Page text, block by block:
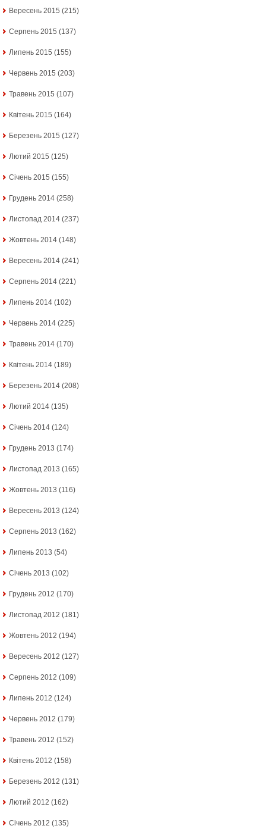
Вересень 2015 (215)
Серпень 2015 (137)
Липень 2015 (155)
Червень 2015 (203)
Травень 2015 (107)
Квітень 2015 (164)
Березень 2015 (127)
Лютий 2015 (125)
Січень 2015 (155)
Грудень 2014 (258)
Листопад 2014 (237)
Жовтень 2014 (148)
Вересень 2014 (241)
Серпень 2014 (221)
Липень 2014 (102)
Червень 2014 (225)
Травень 2014 (170)
Квітень 2014 (189)
Березень 2014 (208)
Лютий 2014 (135)
Січень 2014 (124)
Грудень 2013 (174)
Листопад 2013 (165)
Жовтень 2013 (116)
Вересень 2013 (124)
Серпень 2013 (162)
Липень 2013 (54)
Січень 2013 (102)
Грудень 2012 (170)
Листопад 2012 (181)
Жовтень 2012 (194)
Вересень 2012 (127)
Серпень 2012 (109)
Липень 2012 (124)
Червень 2012 (179)
Травень 2012 (152)
Квітень 2012 (158)
Березень 2012 (131)
Лютий 2012 (162)
Січень 2012 (135)